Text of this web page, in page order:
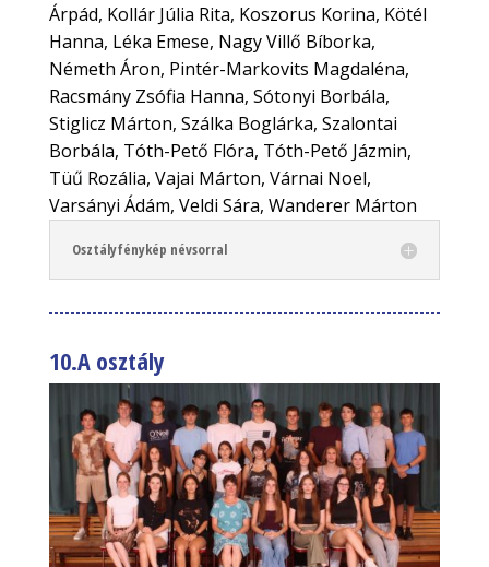
Árpád, Kollár Júlia Rita, Koszorus Korina, Kötél
Hanna, Léka Emese, Nagy Villő Bíborka,
Németh Áron, Pintér-Markovits Magdaléna,
Racsmány Zsófia Hanna, Sótonyi Borbála,
Stiglicz Márton, Szálka Boglárka, Szalontai
Borbála, Tóth-Pető Flóra, Tóth-Pető Jázmin,
Tüű Rozália, Vajai Márton, Várnai Noel,
Varsányi Ádám, Veldi Sára, Wanderer Márton
Osztályfénykép névsorral
10.A osztály